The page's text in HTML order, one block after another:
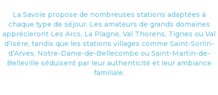
La Savoie propose de nombreuses stations adaptées à
chaque type de séjour. Les amateurs de grands domaines
apprécieront Les Arcs, La Plagne, Val Thorens, Tignes ou Val
d’Isère, tandis que les stations villages comme Saint-Sorlin-
d’Arves, Notre-Dame-de-Bellecombe ou Saint-Martin-de-
Belleville séduisent par leur authenticité et leur ambiance
familiale.